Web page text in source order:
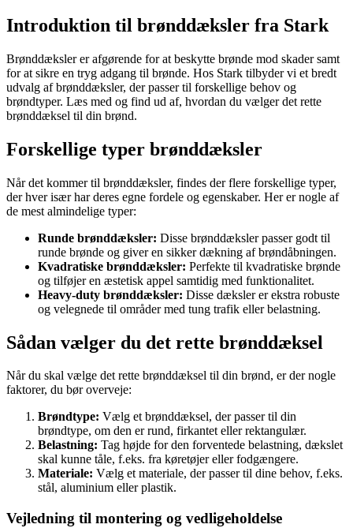
Introduktion til brønddæksler fra Stark
Brønddæksler er afgørende for at beskytte brønde mod skader samt
for at sikre en tryg adgang til brønde. Hos Stark tilbyder vi et bredt
udvalg af brønddæksler, der passer til forskellige behov og
brøndtyper. Læs med og find ud af, hvordan du vælger det rette
brønddæksel til din brønd.
Forskellige typer brønddæksler
Når det kommer til brønddæksler, findes der flere forskellige typer,
der hver især har deres egne fordele og egenskaber. Her er nogle af
de mest almindelige typer:
Runde brønddæksler: Disse brønddæksler passer godt til
runde brønde og giver en sikker dækning af brøndåbningen.
Kvadratiske brønddæksler: Perfekte til kvadratiske brønde
og tilføjer en æstetisk appel samtidig med funktionalitet.
Heavy-duty brønddæksler: Disse dæksler er ekstra robuste
og velegnede til områder med tung trafik eller belastning.
Sådan vælger du det rette brønddæksel
Når du skal vælge det rette brønddæksel til din brønd, er der nogle
faktorer, du bør overveje:
Brøndtype: Vælg et brønddæksel, der passer til din
brøndtype, om den er rund, firkantet eller rektangulær.
Belastning: Tag højde for den forventede belastning, dækslet
skal kunne tåle, f.eks. fra køretøjer eller fodgængere.
Materiale: Vælg et materiale, der passer til dine behov, f.eks.
stål, aluminium eller plastik.
Vejledning til montering og vedligeholdelse